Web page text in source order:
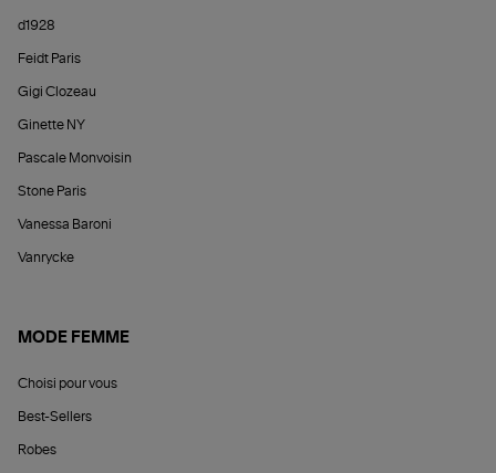
d1928
Feidt Paris
Gigi Clozeau
Ginette NY
Pascale Monvoisin
Stone Paris
Vanessa Baroni
Vanrycke
MODE FEMME
Choisi pour vous
Best-Sellers
Robes